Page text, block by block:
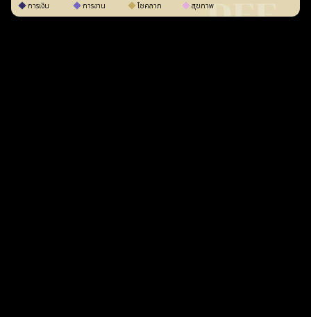
การเงิน การงาน โชคลาภ สุขภาพ